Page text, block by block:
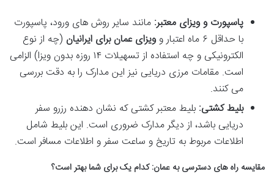
پاسپورت و ویزای معتبر: مانند سایر روش های ورود، پاسپورت
با حداقل ۶ ماه اعتبار و
ویزای عمان برای ایرانیان (چه از نوع
الکترونیکی و چه استفاده از تسهیلات ۱۴ روزه بدون ویزا) الزامی
است. مقامات مرزی دریایی نیز این مدارک را به دقت بررسی
می کنند.
بلیط کشتی: بلیط معتبر کشتی که نشان دهنده رزرو سفر
دریایی باشد، از دیگر مدارک ضروری است. این بلیط شامل
اطلاعات مربوط به تاریخ و ساعت سفر و اطلاعات مسافر است.
مقایسه راه های دسترسی به عمان: کدام یک برای شما بهتر است؟